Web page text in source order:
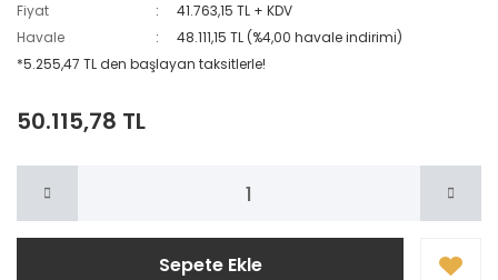
Fiyat
41.763,15 TL + KDV
Havale
48.111,15 TL (%4,00 havale indirimi)
*5.255,47 TL den başlayan taksitlerle!
50.115,78 TL
Sepete Ekle